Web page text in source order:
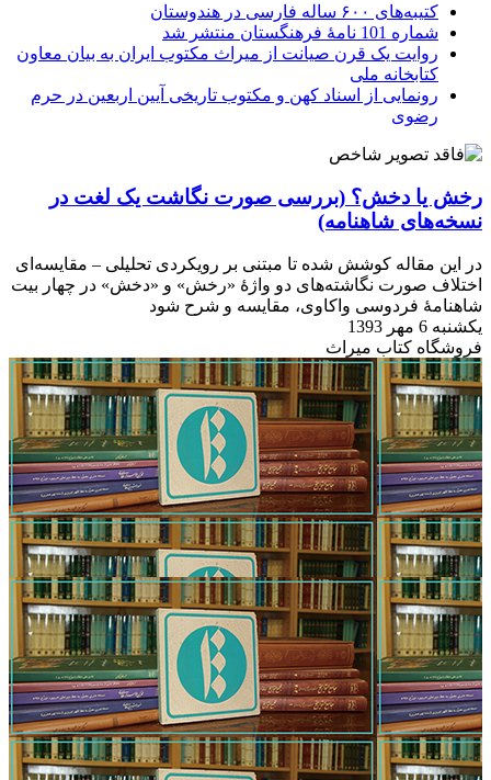
کتیبه‌های ۶۰۰ ساله فارسی در هندوستان
شماره 101 نامۀ فرهنگستان منتشر شد
روایت یک قرن صیانت از میراث مکتوب ایران به بیان معاون
کتابخانه ملی
رونمایی از اسناد کهن و مکتوب تاریخی آیین اربعین در حرم
رضوی
رخش یا دخش؟ (بررسی صورت نگاشت یک لغت در
نسخه‌های شاهنامه)
در این مقاله کوشش شده تا مبتنی بر رویکردی تحلیلی – مقایسه‌ای
اختلاف صورت نگاشته‌های دو واژۀ «رخش» و «دخش» در چهار بیت
شاهنامۀ فردوسی واکاوی، مقایسه و شرح شود
یکشنبه 6 مهر 1393
فروشگاه کتاب میراث